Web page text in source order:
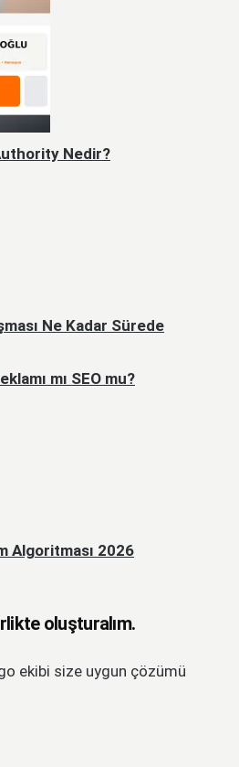
Nedir?
Ne Kadar Sürede
mı SEO mu?
Algoritması 2026
oluşturalım.
ekibi size uygun çözümü